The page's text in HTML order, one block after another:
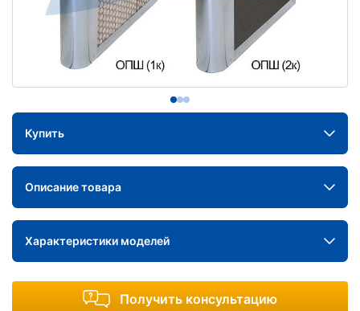
Купить
Описание товара
Характеристики моделей
Получить консультацию